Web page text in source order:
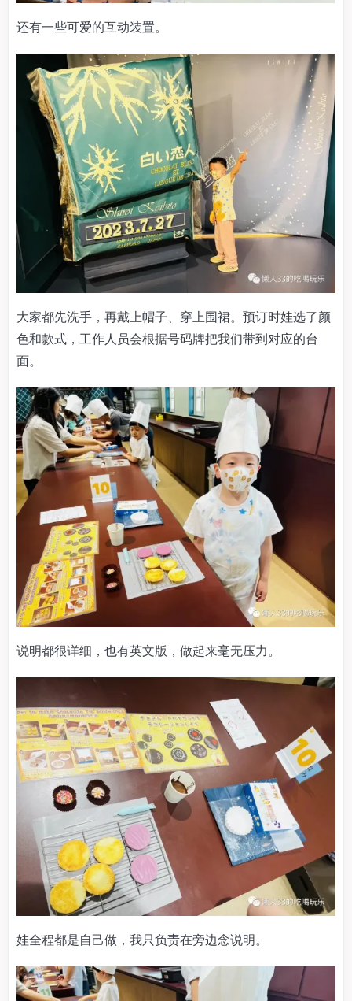
还有一些可爱的互动装置。
大家都先洗手，再戴上帽子、穿上围裙。预订时娃选了颜
色和款式，工作人员会根据号码牌把我们带到对应的台
面。
说明都很详细，也有英文版，做起来毫无压力。
娃全程都是自己做，我只负责在旁边念说明。